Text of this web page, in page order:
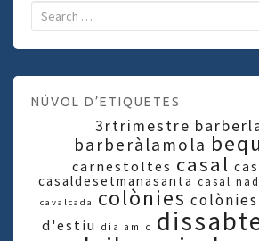
NÚVOL D’ETIQUETES
3rtrimestre
barberàlamola
carnestoltes casal
casaldesetmanasanta casal
cavalcada colònies
d'estiu
dia amic